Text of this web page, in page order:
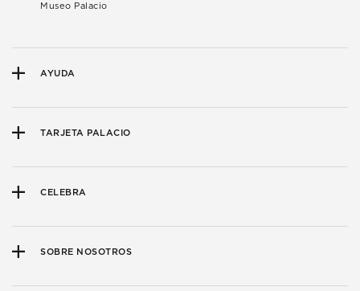
Museo Palacio
AYUDA
TARJETA PALACIO
CELEBRA
SOBRE NOSOTROS